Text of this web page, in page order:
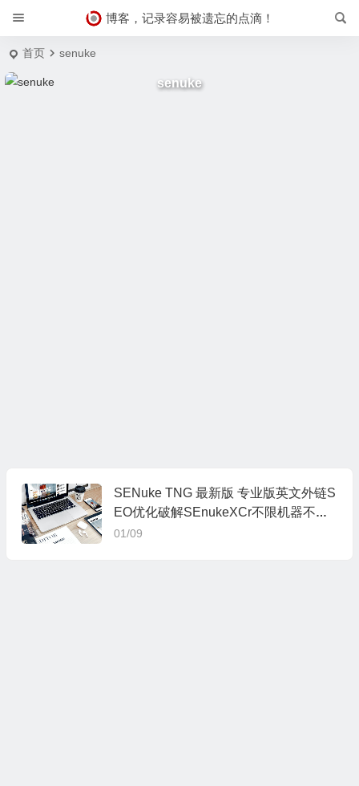
博客，记录容易被遗忘的点滴！
首页 senuke
senuke
SENuke TNG 最新版 专业版英文外链S
EO优化破解SEnukeXCr不限机器不限
时间
01/09